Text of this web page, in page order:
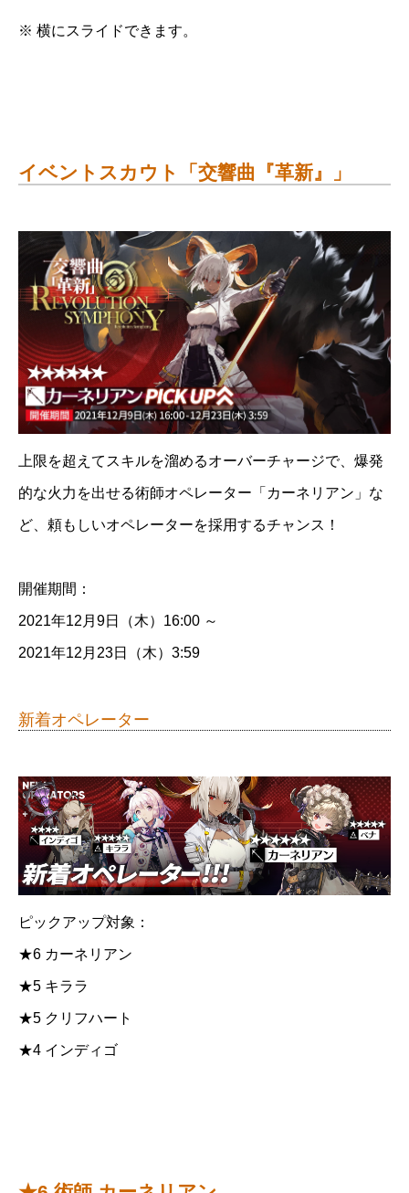
※ 横にスライドできます。
イベントスカウト「交響曲『革新』」
上限を超えてスキルを溜めるオーバーチャージで、爆発
的な火力を出せる術師オペレーター「カーネリアン」な
ど、頼もしいオペレーターを採用するチャンス！
開催期間：
2021年12月9日（木）16:00 ～
2021年12月23日（木）3:59
新着オペレーター
ピックアップ対象：
★6 カーネリアン
★5 キララ
★5 クリフハート
★4 インディゴ